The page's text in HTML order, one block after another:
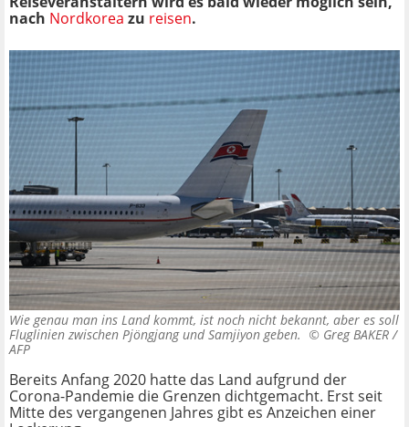
nach Nordkorea zu reisen.
Wie genau man ins Land kommt, ist noch nicht bekannt, aber es soll
Fluglinien zwischen Pjöngjang und Samjiyon geben. © Greg BAKER /
AFP
Bereits Anfang 2020 hatte das Land aufgrund der
Corona-Pandemie die Grenzen dichtgemacht. Erst seit
Mitte des vergangenen Jahres gibt es Anzeichen einer